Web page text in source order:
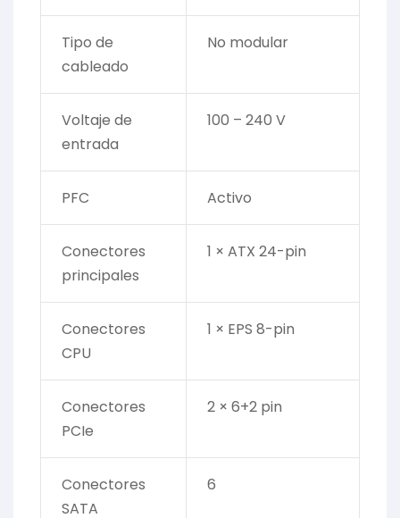
Tipo de
cableado
No modular
Voltaje de
entrada
100 – 240 V
PFC Activo
Conectores
principales
1 × ATX 24-pin
Conectores
CPU
1 × EPS 8-pin
Conectores
PCIe
2 × 6+2 pin
Conectores
SATA
6